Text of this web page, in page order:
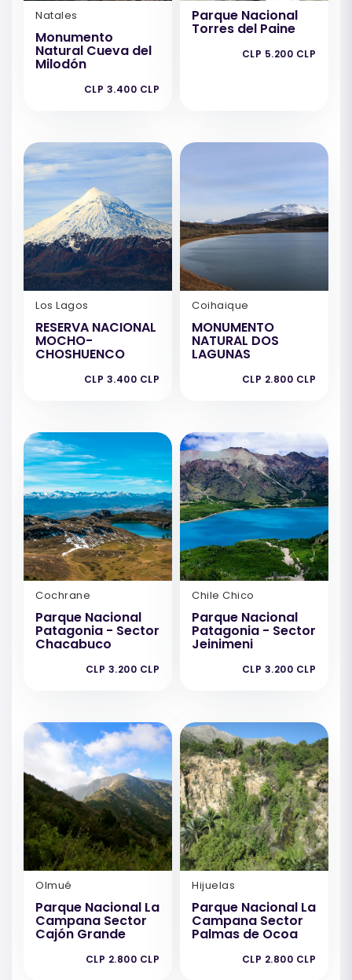
Natales
Monumento
Natural Cueva del
Milodón
CLP 3.400 CLP
Parque Nacional
Torres del Paine
CLP 5.200 CLP
Los Lagos
RESERVA NACIONAL
MOCHO-
CHOSHUENCO
CLP 3.400 CLP
Coihaique
MONUMENTO
NATURAL DOS
LAGUNAS
CLP 2.800 CLP
Cochrane
Parque Nacional
Patagonia - Sector
Chacabuco
CLP 3.200 CLP
Chile Chico
Parque Nacional
Patagonia - Sector
Jeinimeni
CLP 3.200 CLP
Olmué
Parque Nacional La
Campana Sector
Cajón Grande
CLP 2.800 CLP
Hijuelas
Parque Nacional La
Campana Sector
Palmas de Ocoa
CLP 2.800 CLP